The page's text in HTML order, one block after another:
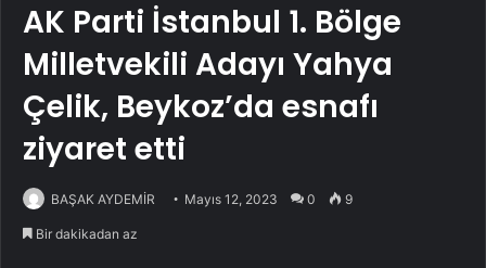
AK Parti İstanbul 1. Bölge
Milletvekili Adayı Yahya
Çelik, Beykoz’da esnafı
ziyaret etti
BAŞAK AYDEMİR Mayıs 12, 2023 0 9
Bir dakikadan az